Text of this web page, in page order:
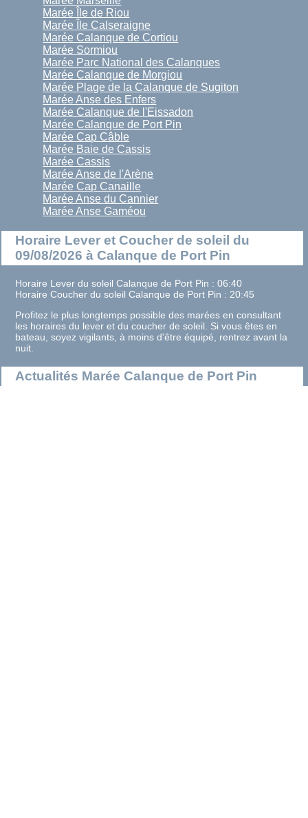
Marée Île de Riou
Marée Île Calseraigne
Marée Calanque de Cortiou
Marée Sormiou
Marée Parc National des Calanques
Marée Calanque de Morgiou
Marée Plage de la Calanque de Sugiton
Marée Anse des Enfers
Marée Calanque de l'Eissadon
Marée Calanque de Port Pin
Marée Cap Câble
Marée Baie de Cassis
Marée Cassis
Marée Anse de l'Arène
Marée Cap Canaille
Marée Anse du Cannier
Marée Anse Gaméou
Horaire Lever et Coucher de soleil du
09/08/2026 à Calanque de Port Pin
Horaire Lever du soleil Calanque de Port Pin : 06:40
Horaire Coucher du soleil Calanque de Port Pin : 20:45
Profitez le plus longtemps possible des marées en consultant
les horaires du lever et du coucher de soleil. Si vous êtes en
bateau, soyez vigilants, à moins d'être équipé, rentrez avant la
nuit.
Actualités Marée Calanque de Port Pin